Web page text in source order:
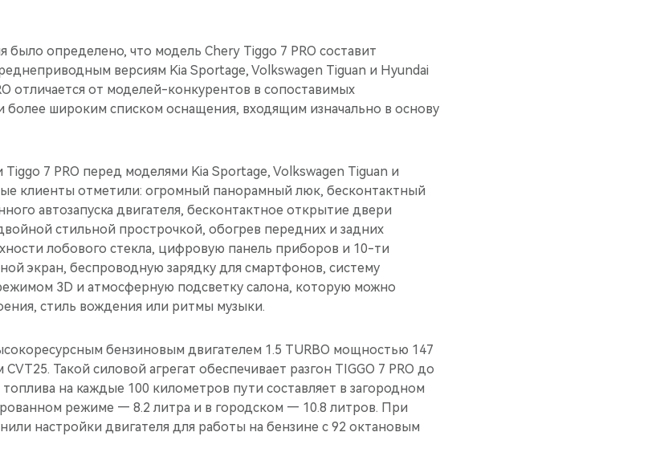
было определено, что модель Chery Tiggo 7 PRO составит
версиям Kia Sportage, Volkswagen Tiguan и Hyundai
отличается от моделей-конкурентов в сопоставимых
более широким списком оснащения, входящим изначально в основу
7 PRO перед моделями Kia Sportage, Volkswagen Tiguan и
клиенты отметили: огромный панорамный люк, бесконтактный
автозапуска двигателя, бесконтактное открытие двери
стильной прострочкой, обогрев передних и задних
лобового стекла, цифровую панель приборов и 10-ти
экран, беспроводную зарядку для смартфонов, систему
3D и атмосферную подсветку салона, которую можно
стиль вождения или ритмы музыки.
бензиновым двигателем 1.5 TURBO мощностью 147
Такой силовой агрегат обеспечивает разгон TIGGO 7 PRO до
топлива на каждые 100 километров пути составляет в загородном
режиме — 8.2 литра и в городском — 10.8 литров. При
настройки двигателя для работы на бензине с 92 октановым